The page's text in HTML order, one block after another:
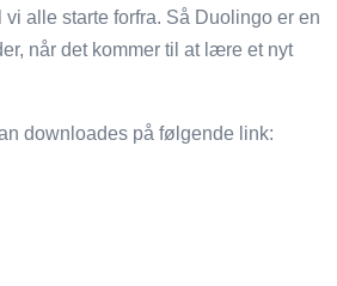
vi alle starte forfra. Så Duolingo er en
når det kommer til at lære et nyt
downloades på følgende link: